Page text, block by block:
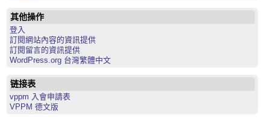
其他操作
登入
訂閱網站內容的資訊提供
訂閱留言的資訊提供
WordPress.org 台灣繁體中文
链接表
vppm 入會申請表
VPPM 德文版